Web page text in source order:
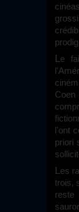
Le
l'ont
priori
Les rabbins consultés ne sont généralement d'aucune utilité : le plus jeune des
trois,
reste